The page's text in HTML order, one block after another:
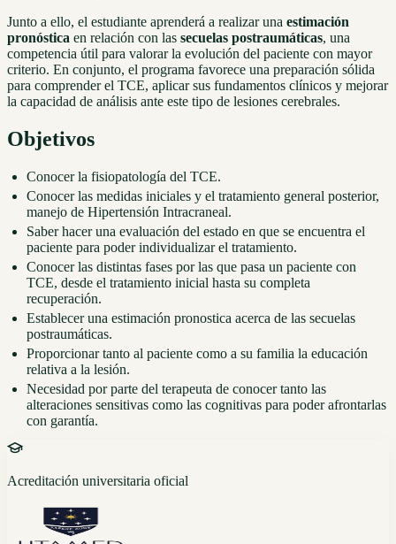
Junto a ello, el estudiante aprenderá a realizar una estimación
pronóstica en relación con las secuelas postraumáticas, una
competencia útil para valorar la evolución del paciente con mayor
criterio. En conjunto, el programa favorece una preparación sólida
para comprender el TCE, aplicar sus fundamentos clínicos y mejorar
la capacidad de análisis ante este tipo de lesiones cerebrales.
Objetivos
Conocer la fisiopatología del TCE.
Conocer las medidas iniciales y el tratamiento general posterior,
manejo de Hipertensión Intracraneal.
Saber hacer una evaluación del estado en que se encuentra el
paciente para poder individualizar el tratamiento.
Conocer las distintas fases por las que pasa un paciente con
TCE, desde el tratamiento inicial hasta su completa
recuperación.
Establecer una estimación pronostica acerca de las secuelas
postraumáticas.
Proporcionar tanto al paciente como a su familia la educación
relativa a la lesión.
Necesidad por parte del terapeuta de conocer tanto las
alteraciones sensitivas como las cognitivas para poder afrontarlas
con garantía.
Acreditación universitaria oficial